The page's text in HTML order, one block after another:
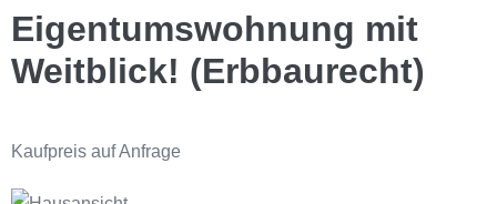
Eigentumswohnung mit
Weitblick! (Erbbaurecht)
Kaufpreis auf Anfrage